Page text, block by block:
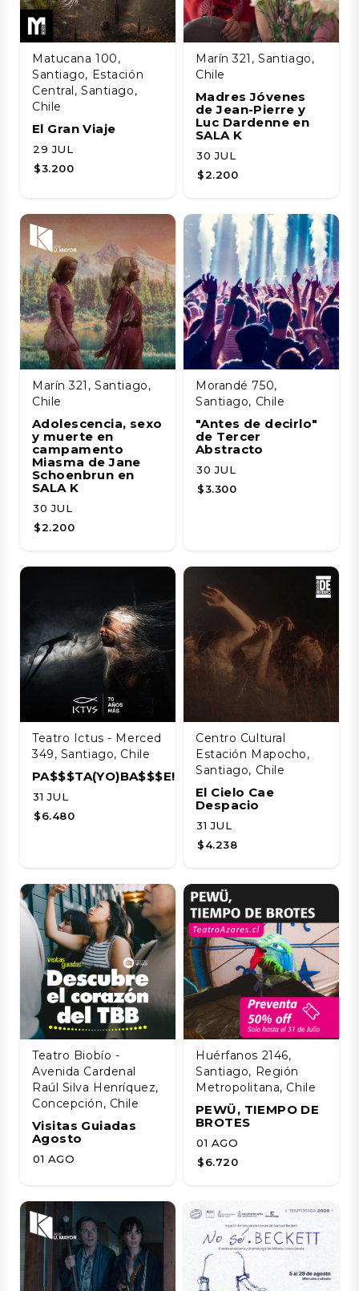
Matucana 100,
Santiago, Estación
Central, Santiago,
Chile
El Gran Viaje
29 JUL
$3.200
Marín 321, Santiago,
Chile
Madres Jóvenes
de Jean-Pierre y
Luc Dardenne en
SALA K
30 JUL
$2.200
Marín 321, Santiago,
Chile
Adolescencia, sexo
y muerte en
campamento
Miasma de Jane
Schoenbrun en
SALA K
30 JUL
$2.200
Morandé 750,
Santiago, Chile
"Antes de decirlo"
de Tercer
Abstracto
30 JUL
$3.300
Teatro Ictus - Merced
349, Santiago, Chile
PA$$$TA(YO)BA$$$E!!!!
31 JUL
$6.480
Centro Cultural
Estación Mapocho,
Santiago, Chile
El Cielo Cae
Despacio
31 JUL
$4.238
Teatro Biobío -
Avenida Cardenal
Raúl Silva Henríquez,
Concepción, Chile
Visitas Guiadas
Agosto
01 AGO
Huérfanos 2146,
Santiago, Región
Metropolitana, Chile
PEWÜ, TIEMPO DE
BROTES
01 AGO
$6.720